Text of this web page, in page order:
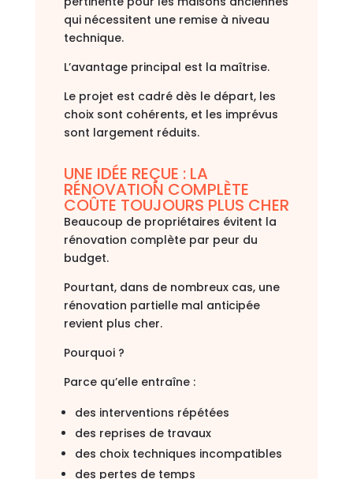
qui nécessitent une remise à niveau
technique.
L’avantage principal est la maîtrise.
Le projet est cadré dès le départ, les
choix sont cohérents, et les imprévus
sont largement réduits.
UNE IDÉE REÇUE : LA
RÉNOVATION COMPLÈTE
COÛTE TOUJOURS PLUS CHER
Beaucoup de propriétaires évitent la
rénovation complète par peur du
budget.
Pourtant, dans de nombreux cas, une
rénovation partielle mal anticipée
revient plus cher.
Pourquoi ?
Parce qu’elle entraîne :
des interventions répétées
des reprises de travaux
des choix techniques incompatibles
des pertes de temps